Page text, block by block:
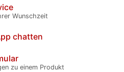
Wunschzeit
chatten
zu einem Produkt